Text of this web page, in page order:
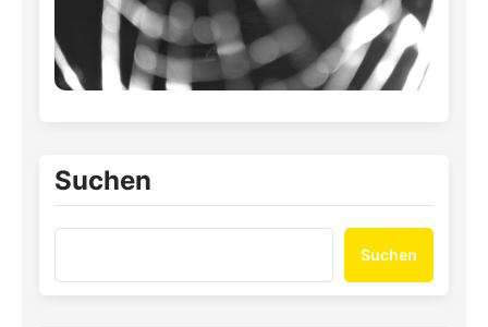
Suchen
Suchen